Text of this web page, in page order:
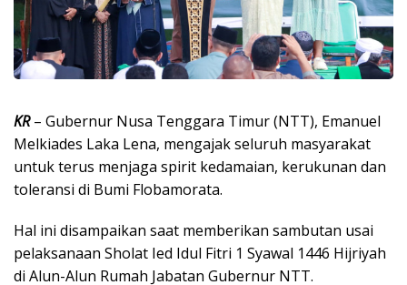
KR– Gubernur Nusa Tenggara Timur (NTT), Emanuel
Melkiades Laka Lena, mengajak seluruh masyarakat
untuk terus menjaga spirit kedamaian, kerukunan dan
toleransi di Bumi Flobamorata.
Hal ini disampaikan saat memberikan sambutan usai
pelaksanaan Sholat Ied Idul Fitri 1 Syawal 1446 Hijriyah
di Alun-Alun Rumah Jabatan Gubernur NTT.